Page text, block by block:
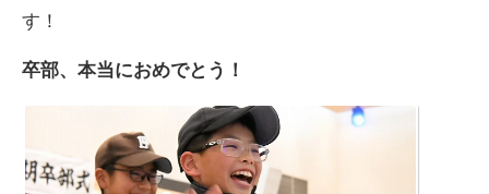
す！
卒部、本当におめでとう！